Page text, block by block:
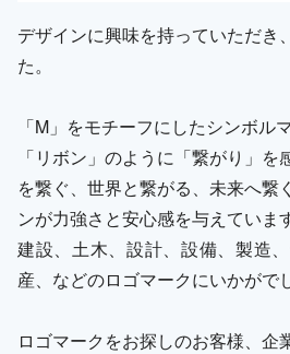
デザインに興味を持っていただき
た。
「M」をモチーフにしたシンボル
「リボン」のように「繋がり」
を繋ぐ、世界と繋がる、未来へ繋
ンが力強さと安心感を与えていま
建設、土木、設計、設備、製造
産、などのロゴマークにいかがで
ロゴマークをお探しのお客様、企